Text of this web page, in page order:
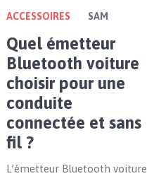
ACCESSOIRES SAM
Quel émetteur
Bluetooth voiture
choisir pour une
conduite
connectée et sans
fil ?
L’émetteur Bluetooth voiture